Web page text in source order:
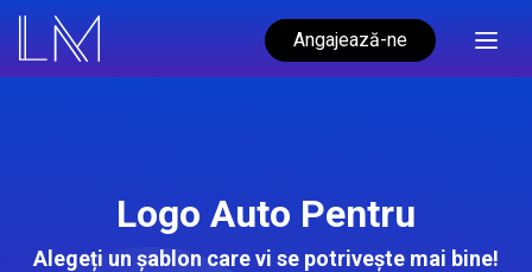
Angajează-ne
Logo Auto Pentru
Alegeți un șablon care vi se potrivește mai bine!